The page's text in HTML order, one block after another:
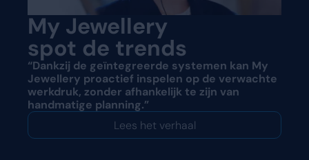
My Jewellery
spot de trends
“Dankzij de geïntegreerde systemen kan My
Jewellery proactief inspelen op de verwachte
werkdruk, zonder afhankelijk te zijn van
handmatige planning.”
Lees het verhaal